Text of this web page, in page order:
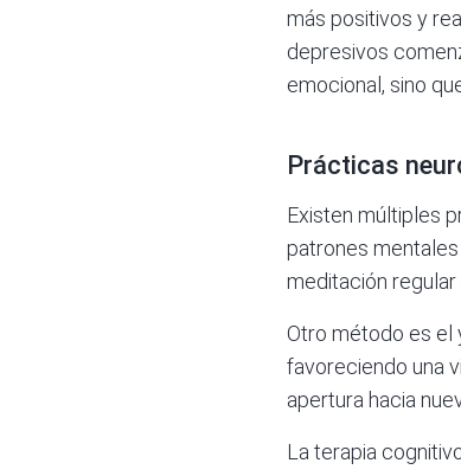
más positivos y
depresivos
emocional, sino
Prácticas
Existen múltiples
patrones mentales
meditación
Otro método es el
favoreciendo una
apertura hacia
La terapia